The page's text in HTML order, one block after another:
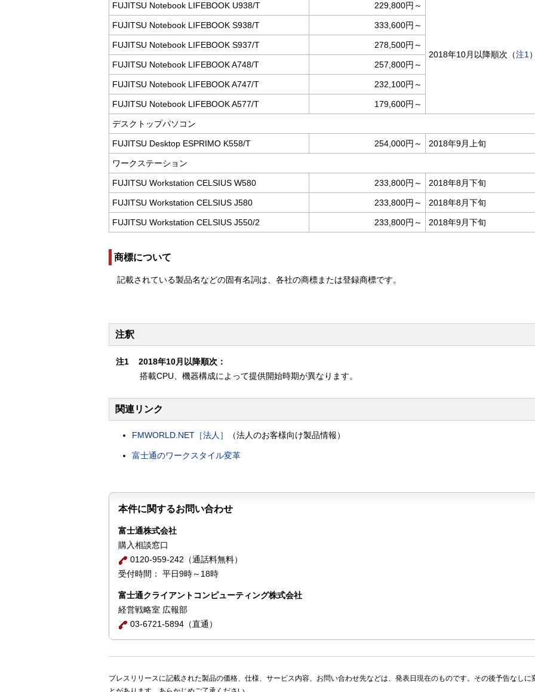
FUJITSU Notebook LIFEBOOK U938/T 229,800円～
2018年10月以降順次（注1
FUJITSU Notebook LIFEBOOK S938/T 333,600円～
FUJITSU Notebook LIFEBOOK S937/T 278,500円～
FUJITSU Notebook LIFEBOOK A748/T 257,800円～
FUJITSU Notebook LIFEBOOK A747/T 232,100円～
FUJITSU Notebook LIFEBOOK A577/T 179,600円～
デスクトップパソコン
FUJITSU Desktop ESPRIMO K558/T 254,000円～ 2018年9月上旬
ワークステーション
FUJITSU Workstation CELSIUS W580 233,800円～ 2018年8月下旬
FUJITSU Workstation CELSIUS J580 233,800円～ 2018年8月下旬
FUJITSU Workstation CELSIUS J550/2 233,800円～ 2018年9月下旬
商標について
記載されている製品名などの固有名詞は、各社の商標または登録商標です。
注釈
注1
2018年10月以降順次：
搭載CPU、機器構成によって提供開始時期が異なります。
関連リンク
FMWORLD.NET［法人］ （法人のお客様向け製品情報）
富士通のワークスタイル変革
本件に関するお問い合わせ
富士通株式会社
購入相談窓口
0120-959-242（通話料無料）
受付時間： 平日9時～18時
富士通クライアントコンピューティング株式会社
経営戦略室 広報部
03-6721-5894（直通）
プレスリリースに記載された製品の価格、仕様、サービス内容、お問い合わせ先などは、発表日現在のものです。その後予告なしに